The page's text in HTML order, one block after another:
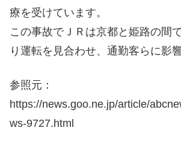
療を受けています。
この事故でＪＲは京都と姫路の間
り運転を見合わせ、通勤客らに影
参照元：
https://news.goo.ne.jp/article/
ws-9727.html